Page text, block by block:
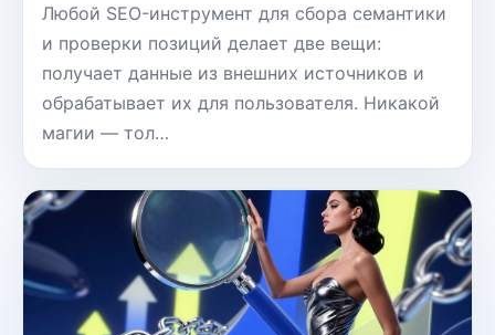
Любой SEO-инструмент для сбора семантики
и проверки позиций делает две вещи:
получает данные из внешних источников и
обрабатывает их для пользователя. Никакой
магии — тол…